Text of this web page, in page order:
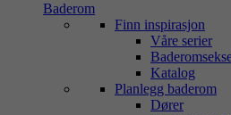
Baderom
Finn inspirasjon
Våre serier
Katalog
Planlegg baderom
Dører